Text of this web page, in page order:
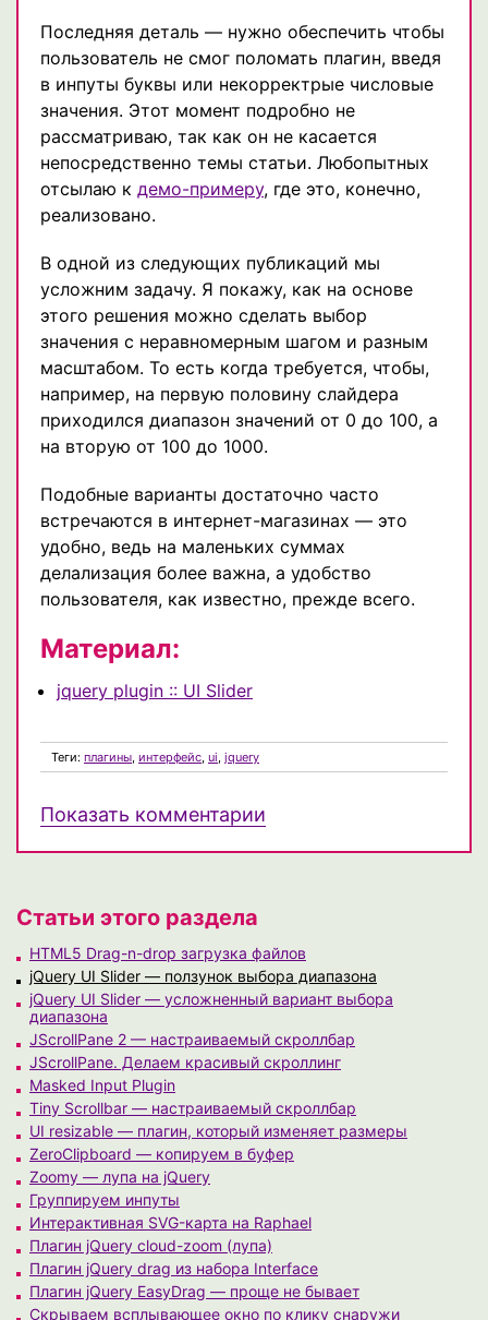
Последняя деталь — нужно обеспечить чтобы
пользователь не смог поломать плагин, введя
в инпуты буквы или некорректрые числовые
значения. Этот момент подробно не
рассматриваю, так как он не касается
непосредственно темы статьи. Любопытных
отсылаю к демо-примеру, где это, конечно,
реализовано.
В одной из следующих публикаций мы
усложним задачу. Я покажу, как на основе
этого решения можно сделать выбор
значения с неравномерным шагом и разным
масштабом. То есть когда требуется, чтобы,
например, на первую половину слайдера
приходился диапазон значений от 0 до 100, а
на вторую от 100 до 1000.
Подобные варианты достаточно часто
встречаются в интернет-магазинах — это
удобно, ведь на маленьких суммах
делализация более важна, а удобство
пользователя, как известно, прежде всего.
Материал:
jquery plugin :: UI Slider
Теги: плагины, интерфейс, ui, jquery
Показать комментарии
Статьи этого раздела
HTML5 Drag-n-drop загрузка файлов
jQuery UI Slider — ползунок выбора диапазона
jQuery UI Slider — усложненный вариант выбора
диапазона
JScrollPane 2 — настраиваемый скроллбар
JScrollPane. Делаем красивый скроллинг
Masked Input Plugin
Tiny Scrollbar — настраиваемый скроллбар
UI resizable — плагин, который изменяет размеры
ZeroClipboard — копируем в буфер
Zoomy — лупа на jQuery
Группируем инпуты
Интерактивная SVG-карта на Raphael
Плагин jQuery cloud-zoom (лупа)
Плагин jQuery drag из набора Interface
Плагин jQuery EasyDrag — проще не бывает
Скрываем всплывающее окно по клику снаружи